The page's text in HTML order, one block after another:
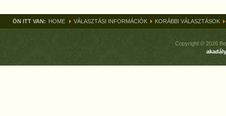
ÖN ITT VAN: HOME VÁLASZTÁSI INFORMÁCIÓK KORÁBBI VÁLASZTÁSOK
Copyright © 2026